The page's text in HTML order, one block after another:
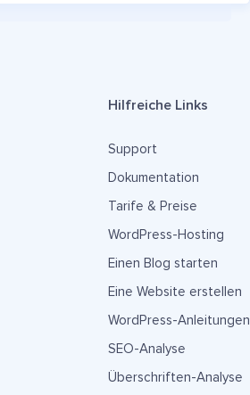
Hilfreiche Links
Support
Dokumentation
Tarife & Preise
WordPress-Hosting
Einen Blog starten
Eine Website erstellen
WordPress-Anleitungen
SEO-Analyse
Überschriften-Analyse